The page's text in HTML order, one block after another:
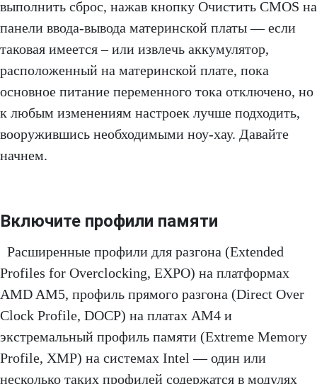
выполнить сброс, нажав кнопку Очистить CMOS на
панели ввода-вывода материнской платы — если
таковая имеется – или извлечь аккумулятор,
расположенный на материнской плате, пока
основное питание переменного тока отключено, но
к любым изменениям настроек лучше подходить,
вооружившись необходимыми ноу-хау. Давайте
начнем.
Включите профили памяти
Расширенные профили для разгона (Extended
Profiles for Overclocking, EXPO) на платформах
AMD AM5, профиль прямого разгона (Direct Over
Clock Profile, DOCP) на платах AM4 и
экстремальный профиль памяти (Extreme Memory
Profile, XMP) на системах Intel — один или
несколько таких профилей содержатся в модулях